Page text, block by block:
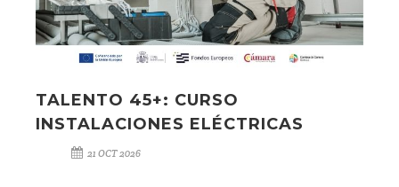
TALENTO 45+: CURSO
INSTALACIONES ELÉCTRICAS
21 OCT 2026